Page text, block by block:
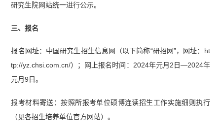
研究生院网站统一进行公示。
三、报名
报名网址：中国研究生招生信息网（以下简称“研招网”，网址：ht
tp://yz.chsi.com.cn/）；网上报名时间：2024年元月2日—2024年
元月9日。
报考材料寄送：按照所报考单位硕博连读招生工作实施细则执行
（见各招生培养单位官方网站）。